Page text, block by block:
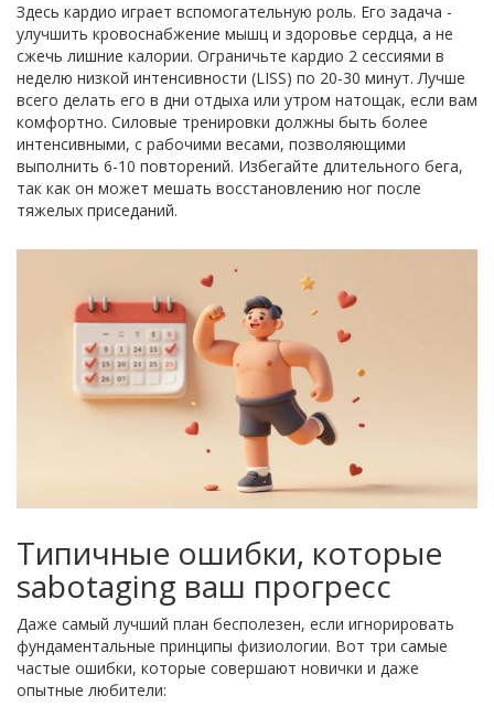
Здесь кардио играет вспомогательную роль. Его задача -
улучшить кровоснабжение мышц и здоровье сердца, а не
сжечь лишние калории. Ограничьте кардио 2 сессиями в
неделю низкой интенсивности (LISS) по 20-30 минут. Лучше
всего делать его в дни отдыха или утром натощак, если вам
комфортно. Силовые тренировки должны быть более
интенсивными, с рабочими весами, позволяющими
выполнить 6-10 повторений. Избегайте длительного бега,
так как он может мешать восстановлению ног после
тяжелых приседаний.
Типичные ошибки, которые
sabotaging ваш прогресс
Даже самый лучший план бесполезен, если игнорировать
фундаментальные принципы физиологии. Вот три самые
частые ошибки, которые совершают новички и даже
опытные любители: